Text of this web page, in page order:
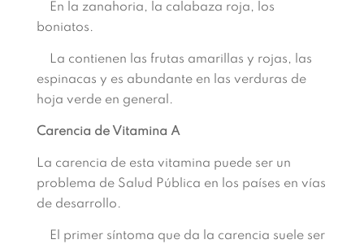
En la zanahoria, la calabaza roja, los
boniatos.
La contienen las frutas amarillas y rojas, las
espinacas y es abundante en las verduras de
hoja verde en general.
Carencia de Vitamina A
La carencia de esta vitamina puede ser un
problema de Salud Pública en los países en vías
de desarrollo.
El primer síntoma que da la carencia suele ser